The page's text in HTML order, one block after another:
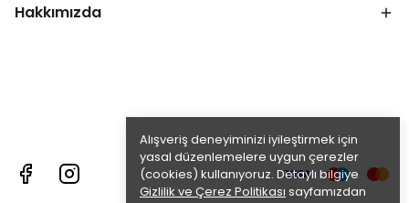
Alışveriş deneyiminizi iyileştirmek için
yasal düzenlemelere uygun çerezler
(cookies) kullanıyoruz. Detaylı bilgiye
Gizlilik ve Çerez Politikası sayfamızdan
Hakkımızda